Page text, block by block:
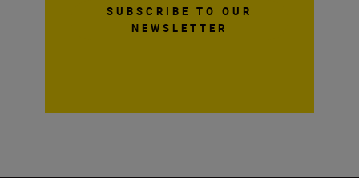
SUBSCRIBE TO OUR
NEWSLETTER